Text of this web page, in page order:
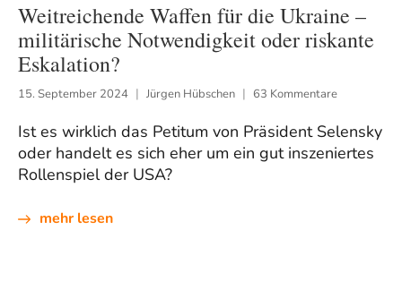
Weitreichende Waffen für die Ukraine –
militärische Notwendigkeit oder riskante
Eskalation?
15. September 2024 Jürgen Hübschen 63 Kommentare
Ist es wirklich das Petitum von Präsident Selensky
oder handelt es sich eher um ein gut inszeniertes
Rollenspiel der USA?
mehr lesen